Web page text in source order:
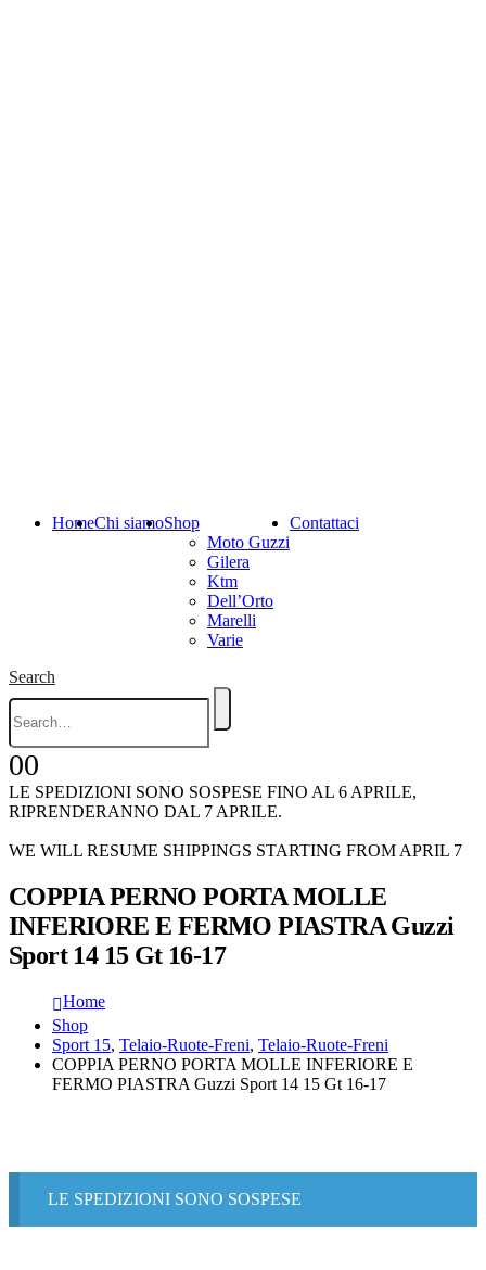
HomeChi siamoShop
Moto Guzzi
Gilera
Ktm
Dell’Orto
Marelli
Varie
Contattaci
Search
00
LE SPEDIZIONI SONO SOSPESE FINO AL 6 APRILE,
RIPRENDERANNO DAL 7 APRILE.
WE WILL RESUME SHIPPINGS STARTING FROM APRIL 7
COPPIA PERNO PORTA MOLLE
INFERIORE E FERMO PIASTRA Guzzi
Sport 14 15 Gt 16-17
Home
Shop
Sport 15, Telaio-Ruote-Freni, Telaio-Ruote-Freni
COPPIA PERNO PORTA MOLLE INFERIORE E
FERMO PIASTRA Guzzi Sport 14 15 Gt 16-17
LE SPEDIZIONI SONO SOSPESE